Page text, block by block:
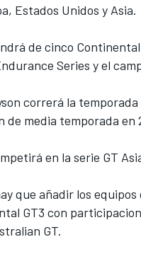
Estados Unidos y Asia.
de cinco
Series y el
correrá la
media temporada en
en la serie GT
que añadir los
GT3 con
GT.